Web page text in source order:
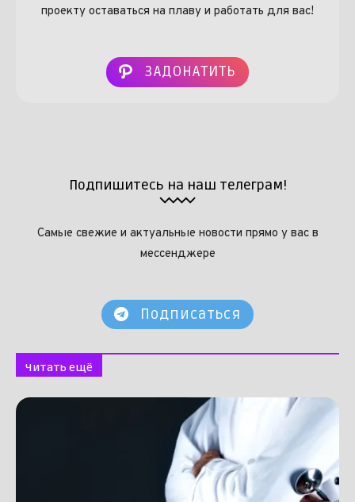
проекту оставаться на плаву и работать для вас!
ЗАДОНАТИТЬ
Подпишитесь на наш телеграм!
Самые свежие и актуальные новости прямо у вас в
мессенджере
Подписаться
Читать ещё